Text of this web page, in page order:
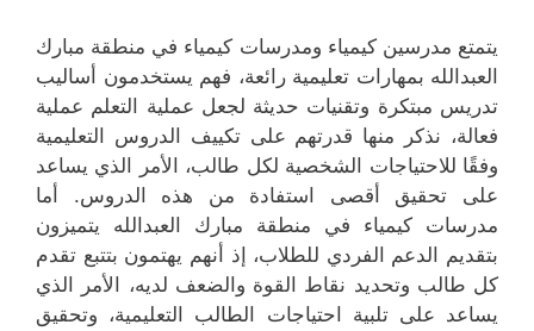
يتمتع مدرسين كيمياء ومدرسات كيمياء في منطقة مبارك
العبدالله بمهارات تعليمية رائعة، فهم يستخدمون أساليب
تدريس مبتكرة وتقنيات حديثة لجعل عملية التعلم عملية
فعالة، نذكر منها قدرتهم على تكييف الدروس التعليمية
وفقًا للاحتياجات الشخصية لكل طالب، الأمر الذي يساعد
على تحقيق أقصى استفادة من هذه الدروس. أما
مدرسات كيمياء في منطقة مبارك العبدالله يتميزون
بتقديم الدعم الفردي للطلاب، إذ أنهم يهتمون بتتبع تقدم
كل طالب وتحديد نقاط القوة والضعف لديه، الأمر الذي
يساعد على تلبية احتياجات الطالب التعليمية، وتحقيق